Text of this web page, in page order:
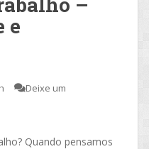
e
Deixe um
Quando pensamos